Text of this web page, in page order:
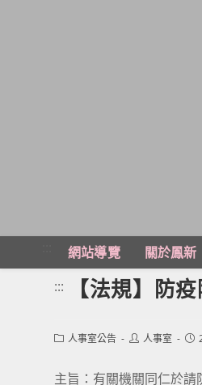
主
網站導覽 關於鳳新
::: 【法規】防
Post人事室公告
Post人事室
主旨：有關機關同仁於